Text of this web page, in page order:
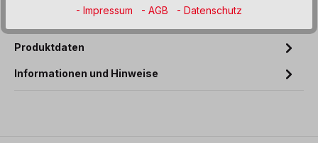
verschiedenen Holzscheiben, Stäbchen, Scheiben mit und
Produktdaten
Informationen und Hinweise
- Impressum - AGB - Datenschutz